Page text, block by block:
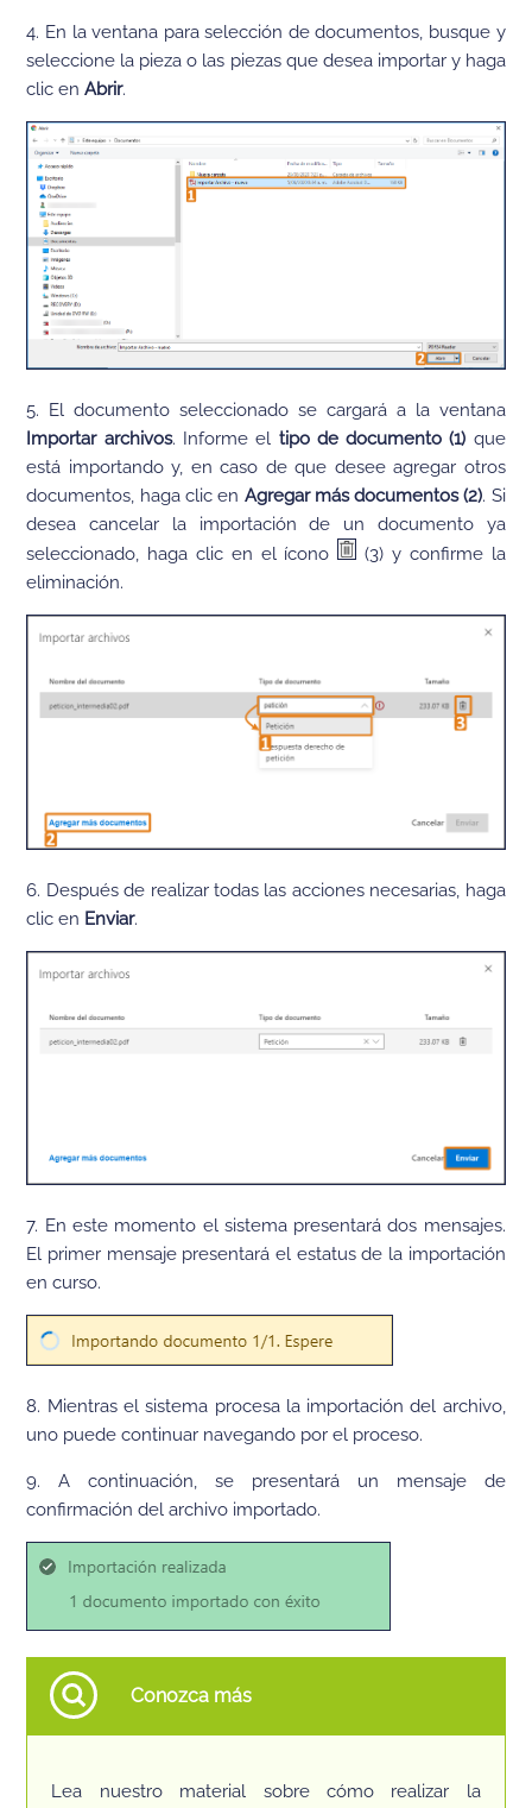
4. En la ventana para selección de documentos, busque y
seleccione la pieza o las piezas que desea importar y haga
clic enAbrir.
5. El documento seleccionado se cargará a la ventana
Importar archivos. Informe el tipo de documento (1) que
está importando y, en caso de que desee agregar otros
documentos, haga clic en Agregar más documentos (2). Si
desea cancelar la importación de un documento ya
seleccionado, haga clic en el ícono
(3) y confirme la
eliminación.
6. Después de realizar todas las acciones necesarias, haga
clic en Enviar.
7. En este momento el sistema presentará dos mensajes.
El primer mensaje presentará el estatus de la importación
en curso.
8. Mientras el sistema procesa la importación del archivo,
uno puede continuar navegando por el proceso.
9. A continuación, se presentará un mensaje de
confirmación del archivo importado.
Conozca más
Lea nuestro material sobre cómo realizar la